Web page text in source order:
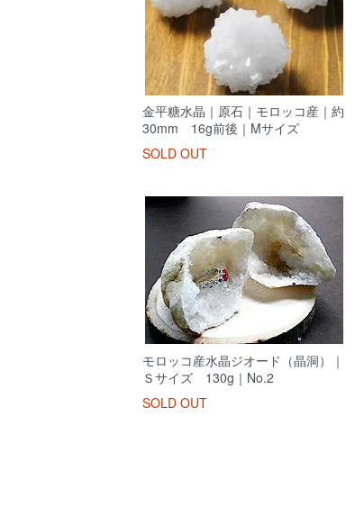
金平糖水晶｜原石｜モロッコ産｜約
30mm 16g前後｜Mサイズ
SOLD OUT
モロッコ産水晶ジオード（晶洞）｜
Ｓサイズ 130g｜No.2
SOLD OUT